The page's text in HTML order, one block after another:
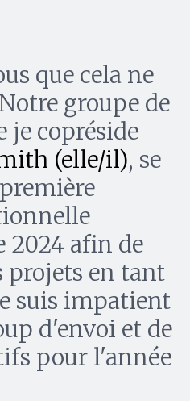
que cela ne
groupe de
je copréside
(elle/il), se
2024 afin de
projets en tant
suis impatient
d'envoi et de
pour l'année